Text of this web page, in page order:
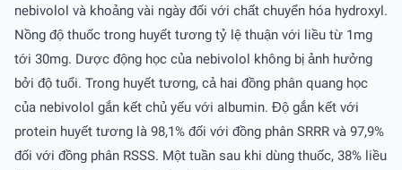
nebivolol và khoảng vài ngày đối với chất chuyển hóa hydroxyl.
Nồng độ thuốc trong huyết tương tỷ lệ thuận với liều từ 1mg
tới 30mg. Dược động học của nebivolol không bị ảnh hưởng
bởi độ tuổi. Trong huyết tương, cả hai đồng phân quang học
của nebivolol gắn kết chủ yếu với albumin. Độ gắn kết với
protein huyết tương là 98,1% đối với đồng phân SRRR và 97,9%
đối với đồng phân RSSS. Một tuần sau khi dùng thuốc, 38% liều